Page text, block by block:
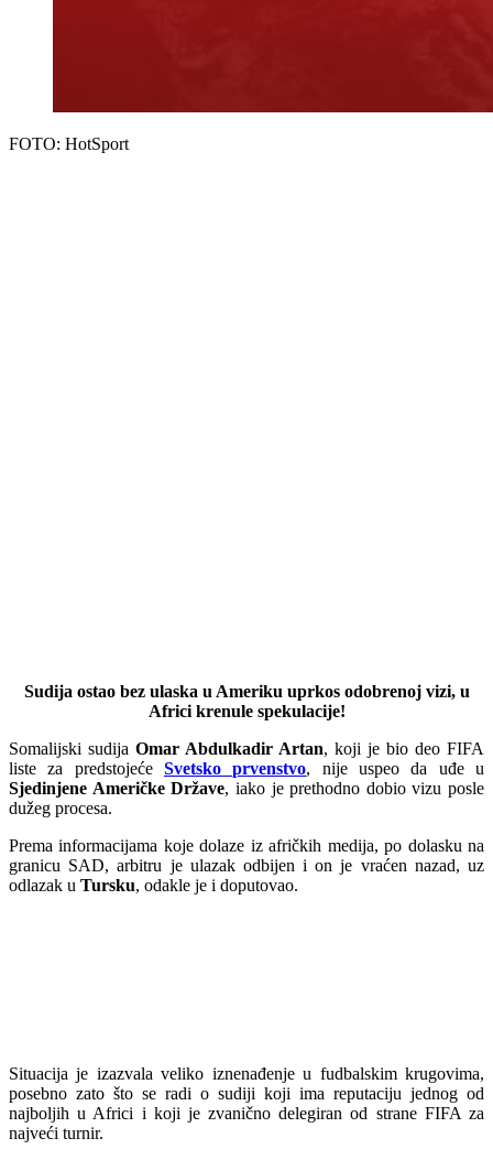
FOTO: HotSport
Sudija ostao bez ulaska u Ameriku uprkos odobrenoj vizi, u
Africi krenule spekulacije!
Somalijski sudija Omar Abdulkadir Artan, koji je bio deo FIFA
liste za predstojeće Svetsko prvenstvo, nije uspeo da uđe u
Sjedinjene Američke Države, iako je prethodno dobio vizu posle
dužeg procesa.
Prema informacijama koje dolaze iz afričkih medija, po dolasku na
granicu SAD, arbitru je ulazak odbijen i on je vraćen nazad, uz
odlazak u Tursku, odakle je i doputovao.
Situacija je izazvala veliko iznenađenje u fudbalskim krugovima,
posebno zato što se radi o sudiji koji ima reputaciju jednog od
najboljih u Africi i koji je zvanično delegiran od strane FIFA za
najveći turnir.